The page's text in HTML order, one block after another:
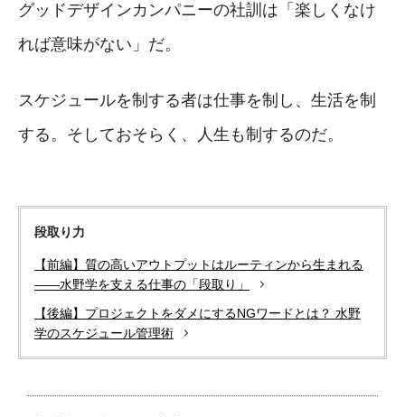
グッドデザインカンパニーの社訓は「楽しくなけ
れば意味がない」だ。
スケジュールを制する者は仕事を制し、生活を制
する。そしておそらく、人生も制するのだ。
段取り力
【前編】質の高いアウトプットはルーティンから生まれる
――水野学を支える仕事の「段取り」
【後編】プロジェクトをダメにするNGワードとは？ 水野
学のスケジュール管理術